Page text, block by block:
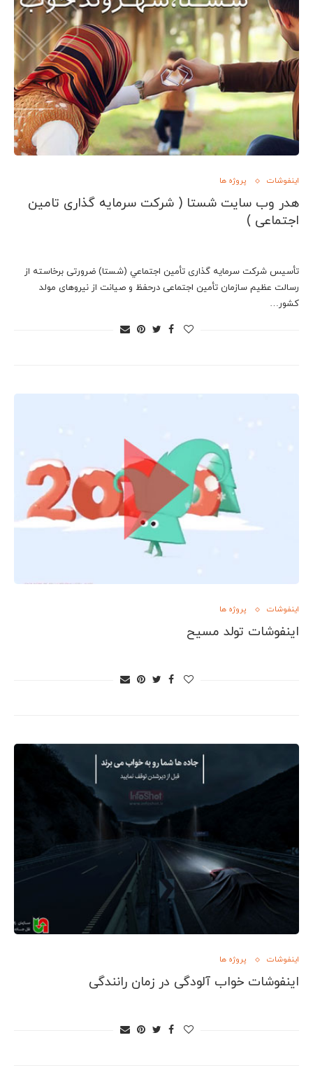
اینفوشات پروژه ها
هدر وب سایت شستا ( شرکت سرمایه گذاری تامین
اجتماعی )
تأسيس شرکت سرمايه گذاری تأمين اجتماعي (شستا) ضرورتی برخاسته از
رسالت عظيم سازمان تأمين اجتماعی درحفظ و صيانت از نيروهای مولد
کشور…
اینفوشات پروژه ها
اینفوشات تولد مسیح
اینفوشات پروژه ها
اینفوشات خواب آلودگی در زمان رانندگی